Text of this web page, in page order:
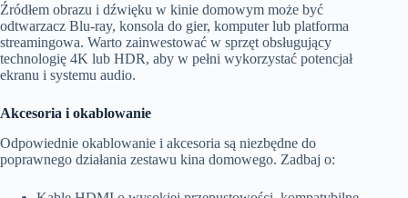
Źródłem obrazu i dźwięku w kinie domowym może być
odtwarzacz Blu-ray, konsola do gier, komputer lub platforma
streamingowa. Warto zainwestować w sprzęt obsługujący
technologię 4K lub HDR, aby w pełni wykorzystać potencjał
ekranu i systemu audio.
Akcesoria i okablowanie
Odpowiednie okablowanie i akcesoria są niezbędne do
poprawnego działania zestawu kina domowego. Zadbaj o: